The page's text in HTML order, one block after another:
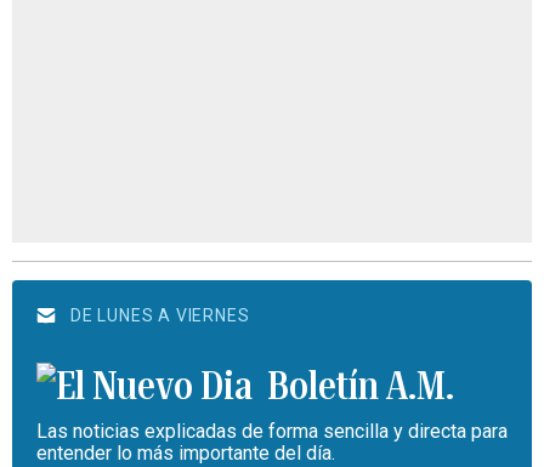
DE LUNES A VIERNES
Boletín A.M.
Las noticias explicadas de forma sencilla y directa para
entender lo más importante del día.